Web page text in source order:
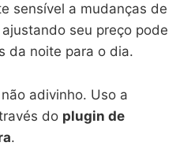
sensível a mudanças de
seu preço pode
da noite para o dia.
adivinho. Uso a
do plugin de
.